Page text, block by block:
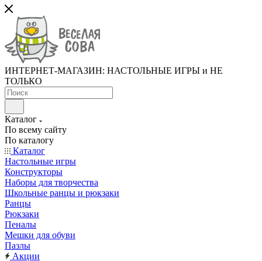
ИНТЕРНЕТ-МАГАЗИН: НАСТОЛЬНЫЕ ИГРЫ и НЕ
ТОЛЬКО
Каталог
По всему сайту
По каталогу
Каталог
Настольные игры
Конструкторы
Наборы для творчества
Школьные ранцы и рюкзаки
Ранцы
Рюкзаки
Пеналы
Мешки для обуви
Пазлы
Акции